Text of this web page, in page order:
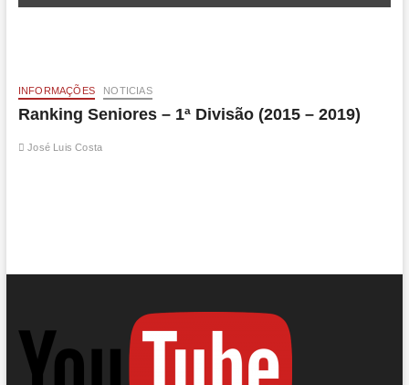
INFORMAÇÕES NOTICIAS
Ranking Seniores – 1ª Divisão (2015 – 2019)
José Luis Costa